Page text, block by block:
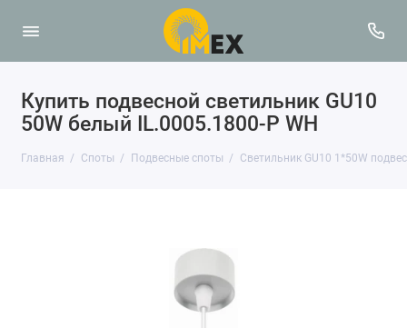
Купить подвесной светильник GU10
50W белый IL.0005.1800-P WH
Главная Споты Подвесные споты Светильник GU10 1*50W